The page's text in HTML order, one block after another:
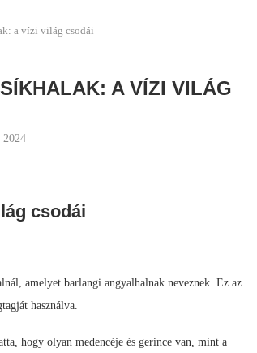
a vízi világ csodái
A VÍZI VILÁG
2024
csodái
amelyet barlangi angyalhalnak neveznek. Ez az
használva.
hogy olyan medencéje és gerince van, mint a